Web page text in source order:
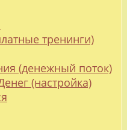
тренинги)
(денежный поток)
(настройка)